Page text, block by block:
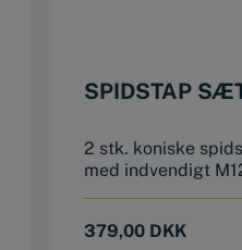
SPIDSTAP
2 stk. koniske
med indvendigt
379,00 DKK